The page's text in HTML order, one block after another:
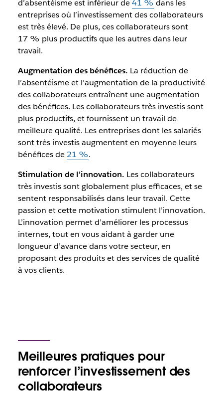
d’absentéisme est inférieur de41 % dans les
entreprises où l’investissement des collaborateurs
est très élevé. De plus, ces collaborateurs sont
17 % plus productifs que les autres dans leur
travail.
Augmentation des bénéfices. La réduction de
l’absentéisme et l’augmentation de la productivité
des collaborateurs entraînent une augmentation
des bénéfices. Les collaborateurs très investis sont
plus productifs, et fournissent un travail de
meilleure qualité. Les entreprises dont les salariés
sont très investis augmentent en moyenne leurs
bénéfices de 21 %.
Stimulation de l’innovation. Les collaborateurs
très investis sont globalement plus efficaces, et se
sentent responsabilisés dans leur travail. Cette
passion et cette motivation stimulent l’innovation.
L’innovation permet d’améliorer les processus
internes, tout en vous aidant à garder une
longueur d’avance dans votre secteur, en
proposant des produits et des services de qualité
à vos clients.
Meilleures pratiques pour
renforcer l’investissement des
collaborateurs